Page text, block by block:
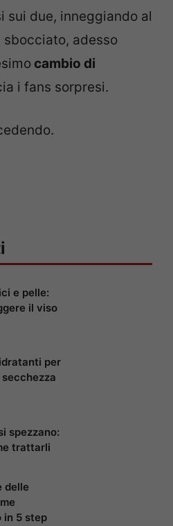
sui due, inneggiando al
sbocciato, adesso
cambio di
i fans sorpresi.
e pelle:
il viso
per
spezzano:
trattarli
delle
in 5 step